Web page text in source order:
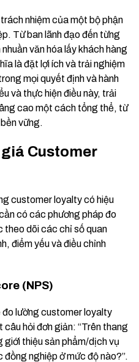
nhiệm của một bộ phận
Từ ban lãnh đạo đến từng
văn hóa lấy khách hàng
là đặt lợi ích và trải nghiệm
mọi quyết định và hành
và thực hiện điều này, trải
cao một cách tổng thể, từ
vững.
Customer
customer loyalty có hiệu
có các phương pháp đo
theo dõi các chỉ số quan
điểm yếu và điều chỉnh
(NPS)
đo lường customer loyalty
hỏi đơn giản: “Trên thang
thiệu sản phẩm/dịch vụ
nghiệp ở mức độ nào?”.